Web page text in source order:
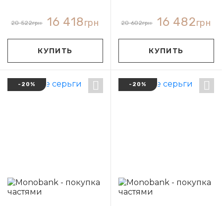
20 522грн 16 418грн
КУПИТЬ
20 602грн 16 482грн
КУПИТЬ
-20% -20%